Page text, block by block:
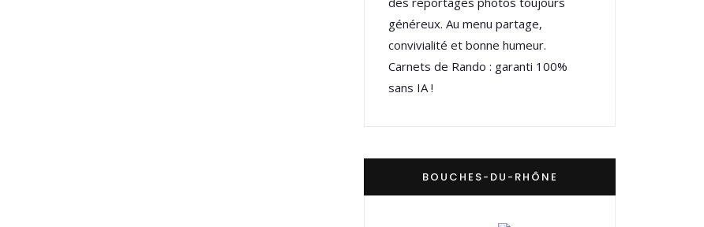
généreux. Au menu partage,
convivialité et bonne humeur.
Carnets de Rando : garanti 100%
sans IA !
BOUCHES-DU-RHÔNE